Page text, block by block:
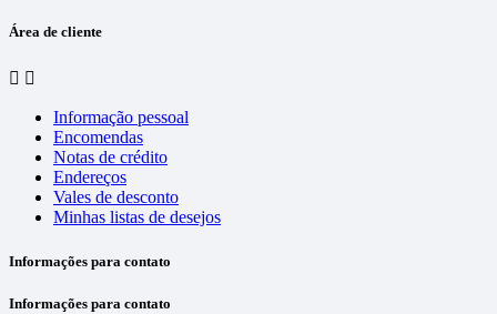
Área de cliente
 
Informação pessoal
Encomendas
Notas de crédito
Endereços
Vales de desconto
Minhas listas de desejos
Informações para contato
Informações para contato